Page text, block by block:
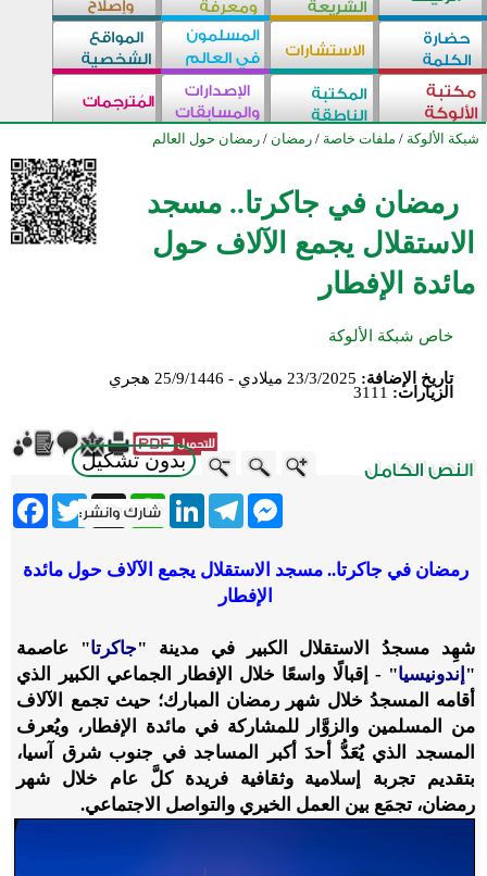
شبكة الألوكة / ملفات خاصة / رمضان / رمضان حول العالم
رمضان في جاكرتا.. مسجد
الاستقلال يجمع الآلاف حول
مائدة الإفطار
خاص شبكة الألوكة
تاريخ الإضافة: 23/3/2025 ميلادي - 25/9/1446 هجري
الزيارات: 3111
بدون تشكيل
Twitter X
WhatsApp
LinkedInTelegram
Messenger
رمضان في جاكرتا.. مسجد الاستقلال يجمع الآلاف حول مائدة
الإفطار
شهِد مسجدُ الاستقلال الكبير في مدينة "جاكرتا" عاصمة
"إندونيسيا" - إقبالًا واسعًا خلال الإفطار الجماعي الكبير الذي
أقامه المسجدُ خلال شهر رمضان المبارك؛ حيث تجمع الآلاف
من المسلمين والزوَّار للمشاركة في مائدة الإفطار، ويُعرف
المسجد الذي يُعَدُّ أحدَ أكبر المساجد في جنوب شرق آسيا،
بتقديم تجربة إسلامية وثقافية فريدة كلَّ عام خلال شهر
رمضان، تجمَع بين العمل الخيري والتواصل الاجتماعي.